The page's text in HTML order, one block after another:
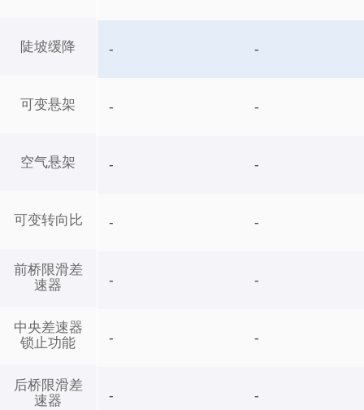
陡坡缓降
可变悬架
空气悬架
可变转向比
前桥限滑差
速器
中央差速器
锁止功能
后桥限滑差
速器
- -
- -
- -
- -
- -
- -
- -